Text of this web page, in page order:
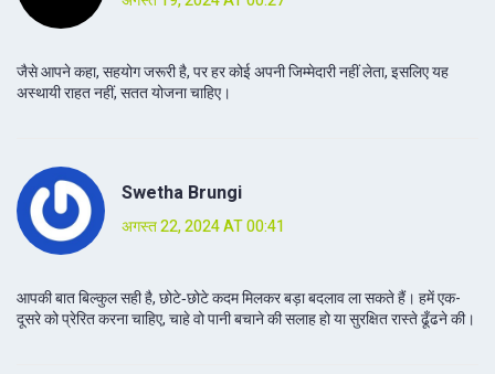
जैसे आपने कहा, सहयोग जरूरी है, पर हर कोई अपनी जिम्मेदारी नहीं लेता, इसलिए यह
अस्थायी राहत नहीं, सतत योजना चाहिए।
Swetha Brungi
अगस्त 22, 2024 AT 00:41
आपकी बात बिल्कुल सही है, छोटे‑छोटे कदम मिलकर बड़ा बदलाव ला सकते हैं। हमें एक-
दूसरे को प्रेरित करना चाहिए, चाहे वो पानी बचाने की सलाह हो या सुरक्षित रास्ते ढूँढने की।